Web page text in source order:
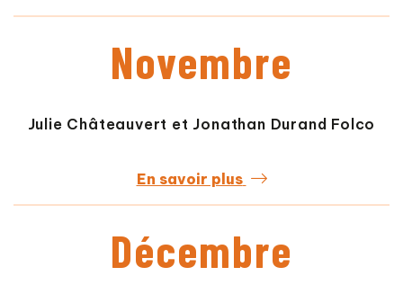
Novembre
Julie Châteauvert et Jonathan Durand Folco
En savoir plus
Décembre